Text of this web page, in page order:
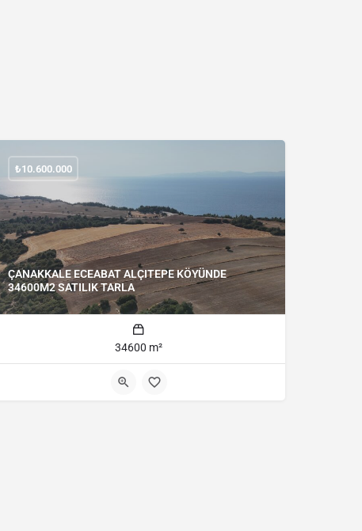
ÇANAKKALE ECEABAT ALÇITEPE KÖYÜNDE
34600M2 SATILIK TARLA
₺10.600.000
34600 m²